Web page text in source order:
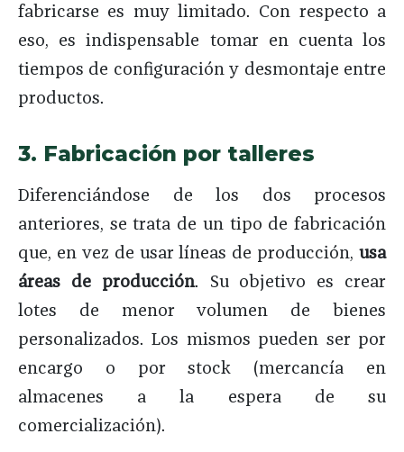
fabricarse es muy limitado. Con respecto a
eso, es indispensable tomar en cuenta los
tiempos de configuración y desmontaje entre
productos.
3. Fabricación por talleres
Diferenciándose de los dos procesos
anteriores, se trata de un tipo de fabricación
que, en vez de usar líneas de producción, usa
áreas de producción. Su objetivo es crear
lotes de menor volumen de bienes
personalizados. Los mismos pueden ser por
encargo o por stock (mercancía en
almacenes a la espera de su
comercialización).